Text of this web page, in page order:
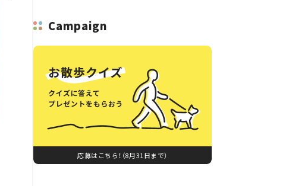
Campaign
応募はこちら！（8月31日まで）